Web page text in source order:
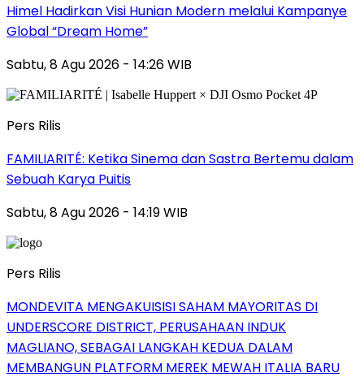
Himel Hadirkan Visi Hunian Modern melalui Kampanye
Global “Dream Home”
Sabtu, 8 Agu 2026 - 14:26 WIB
Pers Rilis
FAMILIARITÉ: Ketika Sinema dan Sastra Bertemu dalam
Sebuah Karya Puitis
Sabtu, 8 Agu 2026 - 14:19 WIB
Pers Rilis
MONDEVITA MENGAKUISISI SAHAM MAYORITAS DI
UNDERSCORE DISTRICT, PERUSAHAAN INDUK
MAGLIANO, SEBAGAI LANGKAH KEDUA DALAM
MEMBANGUN PLATFORM MEREK MEWAH ITALIA BARU